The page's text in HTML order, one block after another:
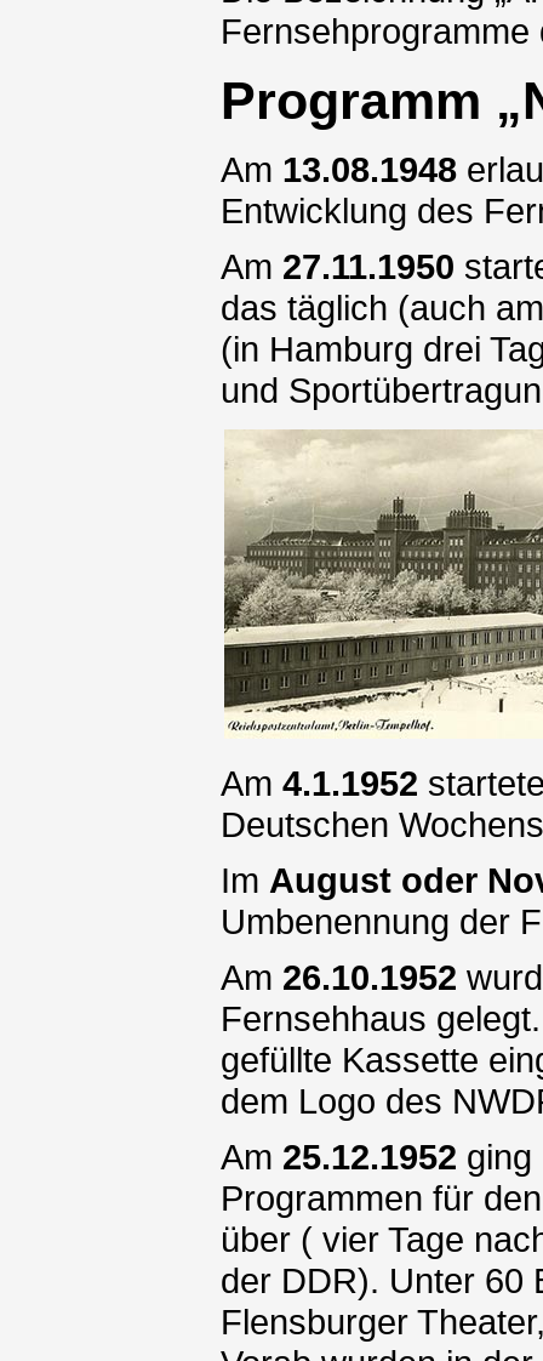
Fernsehprogramme
Programm
Am 13.08.1948
Entwicklung des
Am 27.11.1950
das täglich (auch
(in Hamburg drei
und
Am 4.1.1952
Deutschen
Im August oder
Umbenennung der
Am 26.10.1952
Fernsehhaus
gefüllte Kassette
dem Logo des
Am 25.12.1952 ging
Programmen für
über ( vier Tage
der DDR). Unter 60
Flensburger